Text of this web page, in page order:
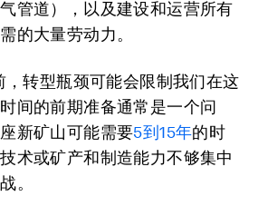
管道），以及建设和运营所有
的大量劳动力。
转型瓶颈可能会限制我们在这
间的前期准备通常是一个问
新矿山可能需要5到15年的时
术或矿产和制造能力不够集中
。